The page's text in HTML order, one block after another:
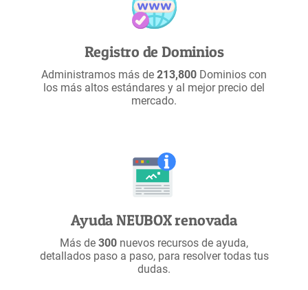
Registro de Dominios
Administramos más de 213,800 Dominios con
los más altos estándares y al mejor precio del
mercado.
Ayuda NEUBOX renovada
Más de 300 nuevos recursos de ayuda,
detallados paso a paso, para resolver todas tus
dudas.